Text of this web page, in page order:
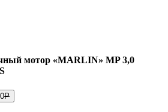
мотор «MARLIN» MP 3,0
Р